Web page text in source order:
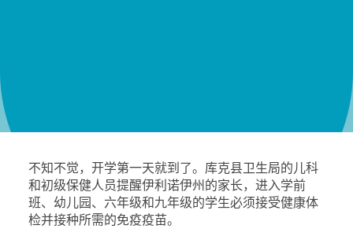
不知不觉，开学第一天就到了。库克县卫生局的儿科
和初级保健人员提醒伊利诺伊州的家长，进入学前
班、幼儿园、六年级和九年级的学生必须接受健康体
检并接种所需的免疫疫苗。